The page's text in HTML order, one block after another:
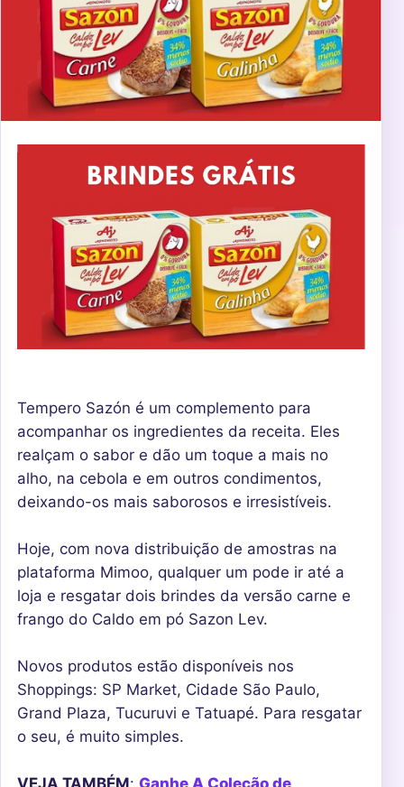
Tempero Sazón é um complemento para
acompanhar os ingredientes da receita. Eles
realçam o sabor e dão um toque a mais no
alho, na cebola e em outros condimentos,
deixando-os mais saborosos e irresistíveis.
Hoje, com nova distribuição de amostras na
plataforma Mimoo, qualquer um pode ir até a
loja e resgatar dois brindes da versão carne e
frango do Caldo em pó Sazon Lev.
Novos produtos estão disponíveis nos
Shoppings: SP Market, Cidade São Paulo,
Grand Plaza, Tucuruvi e Tatuapé. Para resgatar
o seu, é muito simples.